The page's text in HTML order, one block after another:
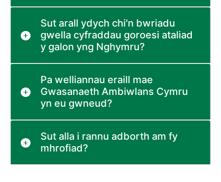
Sut arall ydych chi'n bwriadu
gwella cyfraddau goroesi ataliad
y galon yng Nghymru?
Pa welliannau eraill mae
Gwasanaeth Ambiwlans Cymru
yn eu gwneud?
Sut alla i rannu adborth am fy
mhrofiad?